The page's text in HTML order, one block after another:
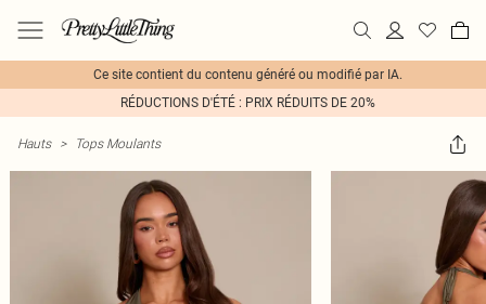
Ce site contient du contenu généré ou modifié par IA.
RÉDUCTIONS D'ÉTÉ : PRIX RÉDUITS DE 20%
Hauts > Tops Moulants